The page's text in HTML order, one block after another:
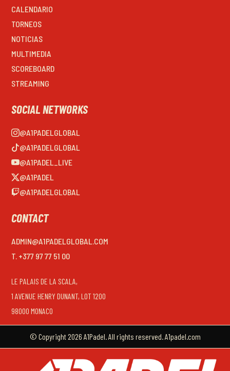
CALENDARIO
TORNEOS
NOTICIAS
MULTIMEDIA
SCOREBOARD
STREAMING
SOCIAL NETWORKS
@A1PADELGLOBAL
@A1PADELGLOBAL
@A1PADEL_LIVE
@A1PADEL
@A1PADELGLOBAL
CONTACT
ADMIN@A1PADELGLOBAL.COM
T. +377 97 77 51 00
LE PALAIS DE LA SCALA,
1 AVENUE HENRY DUNANT, LOT 1200
98000 MONACO
© Copyright 2026 A1Padel. All rights reserved. A1padel.com